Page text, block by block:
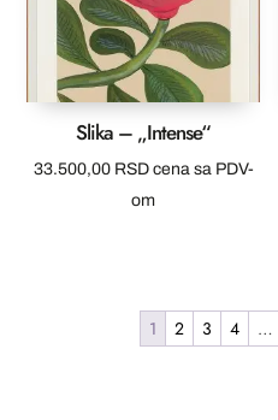
Slika – „Intense“
33.500,00 RSD cena sa PDV-
om
1 2 3 4 …